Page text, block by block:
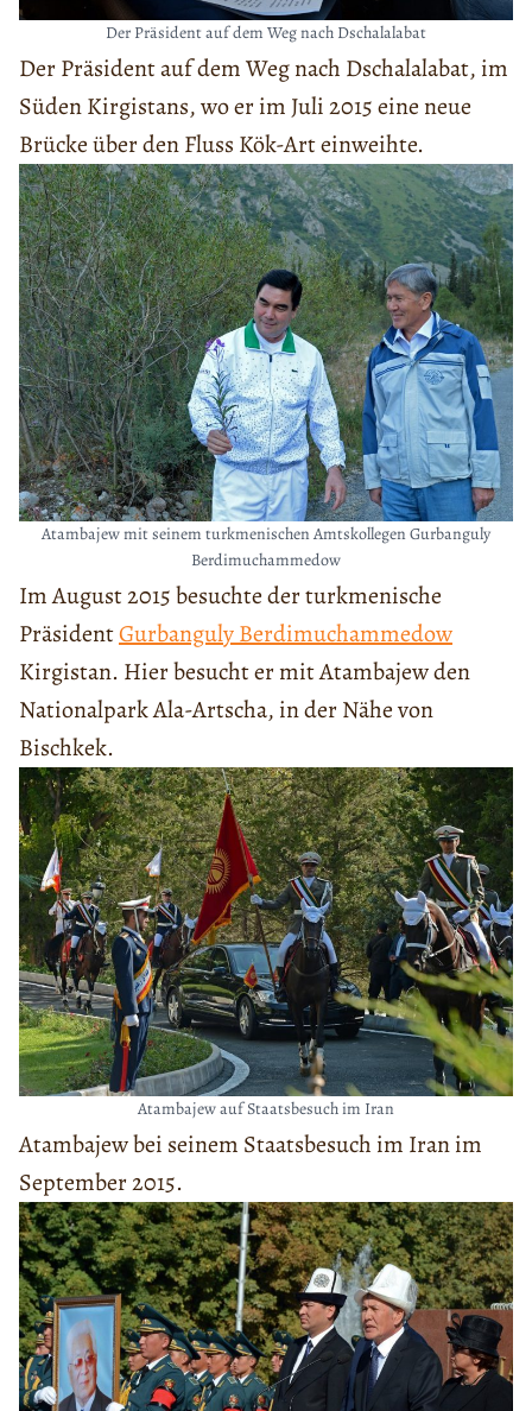
Der Präsident auf dem Weg nach Dschalalabat
Der Präsident auf dem Weg nach Dschalalabat, im
Süden Kirgistans, wo er im Juli 2015 eine neue
Brücke über den Fluss Kök-Art einweihte.
Atambajew mit seinem turkmenischen Amtskollegen Gurbanguly
Berdimuchammedow
Im August 2015 besuchte der turkmenische
PräsidentGurbanguly Berdimuchammedow
Kirgistan. Hier besucht er mit Atambajew den
Nationalpark Ala-Artscha, in der Nähe von
Bischkek.
Atambajew auf Staatsbesuch im Iran
Atambajew bei seinem Staatsbesuch im Iran im
September 2015.